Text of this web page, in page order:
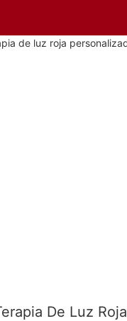
De Luz Roja